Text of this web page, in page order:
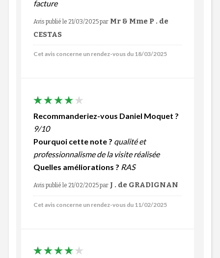
facture
Avis publié le 21/03/2025par Mr & Mme P . de
CESTAS
Cet avis concerne un rendez-vous du 18/03/2025
Recommanderiez-vous Daniel Moquet ?
9/10
Pourquoi cette note ? qualité et
professionnalisme de la visite réalisée
Quelles améliorations ? RAS
Avis publié le 21/02/2025par J . de GRADIGNAN
Cet avis concerne un rendez-vous du 11/02/2025